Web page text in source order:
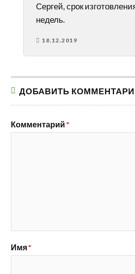
Сергей, срок
недель.
18.12.2019
ДОБАВИТЬ
Комментарий *
Имя*